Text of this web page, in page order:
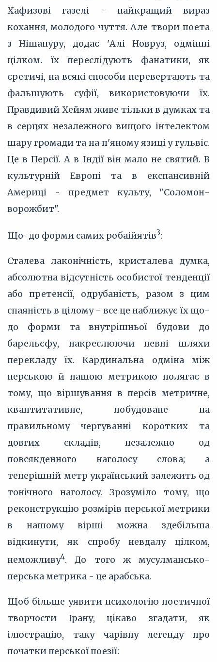
Хафизові газелі - найкращий вираз
кохання, молодого чуття. Але твори поета
з Нішапуру, додає 'Алі Новруз, одмінні
цілком. їх переслідують фанатики, як
єретичі, на всякі способи перевертають та
фальшують суфії, використовуючи їх.
Правдивий Хейям живе тільки в думках та
в серцях незалежного вищого інтелектом
шару громади та на п'яному язиці у гульвіс.
Це в Персії. А в Індії він мало не святий. В
культурній Европі та в експансивній
Америці - предмет культу, "Соломон-
ворожбит".
Що-до форми самих робаійятів3:
Сталева лаконічність, кристалева думка,
абсолютна відсутність особистої тенденції
або претенсії, одрубаність, разом з цим
спаяність в цілому - все це наближує їх що-
до форми та внутрішньої будови до
барельєфу, накреслюючи певні шляхи
перекладу їх. Кардинальна одміна між
перською й нашою метрикою полягає в
тому, що віршування в персів метричне,
квантитативне, побудоване на
правильному чергуванні коротких та
довгих складів, незалежно од
повсякденного наголосу слова; а
теперішній метр український залежить од
тонічного наголосу. Зрозуміло тому, що
реконструкцію розмірів перської метрики
в нашому вірші можна здебільша
відкинути, як спробу невдалу цілком,
неможливу4. До того ж мусулмансько-
перська метрика - це арабська.
Щоб більше уявити психологію поетичної
творчости Ірану, цікаво згадати, як
ілюстрацію, таку чарівну легенду про
початки перської поезії: